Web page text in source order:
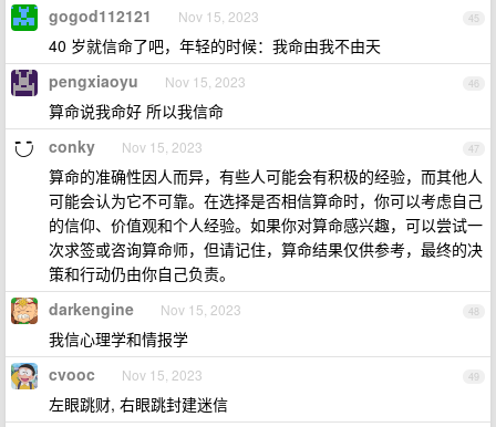
45
gogod112121 Nov 15, 2023
40 岁就信命了吧，年轻的时候：我命由我不由天
46
pengxiaoyu Nov 15, 2023
算命说我命好 所以我信命
47
conky Nov 15, 2023
算命的准确性因人而异，有些人可能会有积极的经验，而其他人
可能会认为它不可靠。在选择是否相信算命时，你可以考虑自己
的信仰、价值观和个人经验。如果你对算命感兴趣，可以尝试一
次求签或咨询算命师，但请记住，算命结果仅供参考，最终的决
策和行动仍由你自己负责。
48
darkengine Nov 15, 2023
我信心理学和情报学
49
cvooc Nov 15, 2023
左眼跳财, 右眼跳封建迷信